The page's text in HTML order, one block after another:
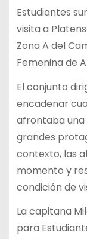
Estudiantes
visita a
Zona A del
Femenina de
El conjunto
encadenar
afrontaba una
grandes
contexto, las
momento y
condición de
La capitana
para